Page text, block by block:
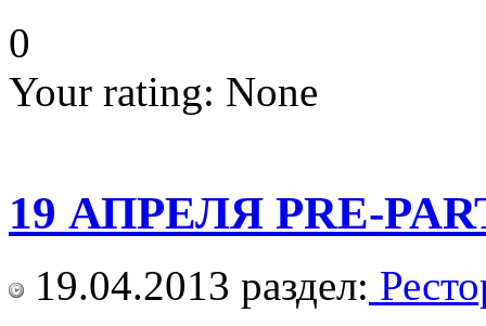
0
Your rating: None
19 АПРЕЛЯ PRE-
19.04.2013 раздел: